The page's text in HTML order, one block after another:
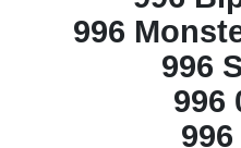
996
996
996